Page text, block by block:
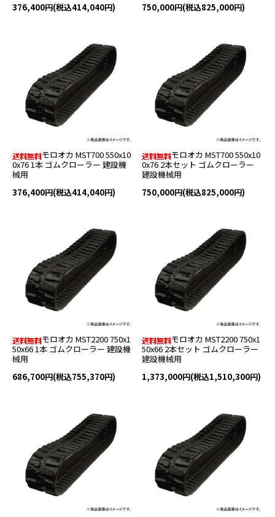
376,400円(税込414,040円)
750,000円(税込825,000円)
モロオカ MST700 550x10
0x76 1本 ゴムクローラー 建設機
械用
376,400円(税込414,040円)
モロオカ MST700 550x10
0x76 2本セット ゴムクローラー
建設機械用
750,000円(税込825,000円)
モロオカ MST2200 750x1
50x66 1本 ゴムクローラー 建設機
械用
686,700円(税込755,370円)
モロオカ MST2200 750x1
50x66 2本セット ゴムクローラー
建設機械用
1,373,000円(税込1,510,300円)